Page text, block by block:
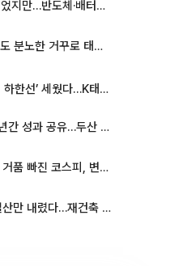
‘한국판 IRA’ 베일 벗었지만…반도체·배터리 업계 “시행령이 관건”
서경덕 교수, 김희철도 분노한 거꾸로 태극기⋯"엉터리는 아냐, 아쉬울 뿐"
美 폴리실리콘 ‘가격 하한선’ 세웠다…K태양광 수혜 기대
SK실트론 팔고도 8년간 성과 공유…두산 인수대금 2.3조가 끝 아냐
블룸버그 “레버리지 거품 빠진 코스피, 변동성 최악 국면 지났을 가능성”
분당·평촌 오를 때 일산만 내렸다…재건축 기대감도 ‘무색’